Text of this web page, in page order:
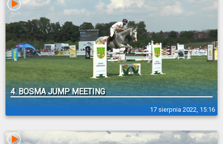
17 sierpnia 2022, 15:16
4. BOSMA JUMP MEETING